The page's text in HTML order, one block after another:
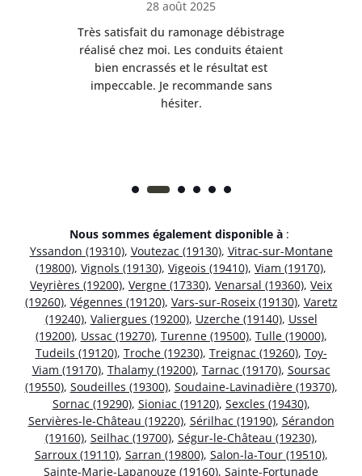
28 août 2025
Très satisfait du ramonage débistrage
réalisé chez moi. Les conduits étaient
bien encrassés et le résultat est
impeccable. Je recommande sans
hésiter.
Nous sommes également disponible à :
Yssandon (19310), Voutezac (19130), Vitrac-sur-Montane
(19800), Vignols (19130), Vigeois (19410), Viam (19170),
Veyrières (19200), Vergne (17330), Venarsal (19360), Veix
(19260), Végennes (19120), Vars-sur-Roseix (19130), Varetz
(19240), Valiergues (19200), Uzerche (19140), Ussel
(19200), Ussac (19270), Turenne (19500), Tulle (19000),
Tudeils (19120), Troche (19230), Treignac (19260), Toy-
Viam (19170), Thalamy (19200), Tarnac (19170), Soursac
(19550), Soudeilles (19300), Soudaine-Lavinadière (19370),
Sornac (19290), Sioniac (19120), Sexcles (19430),
Servières-le-Château (19220), Sérilhac (19190), Sérandon
(19160), Seilhac (19700), Ségur-le-Château (19230),
Sarroux (19110), Sarran (19800), Salon-la-Tour (19510),
Sainte-Marie-Lapanouze (19160), Sainte-Fortunade